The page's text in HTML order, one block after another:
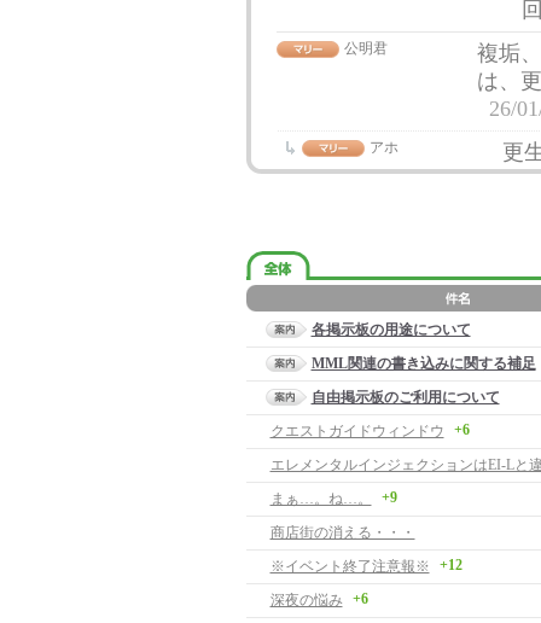
公明君
複垢
は、
26/
アホ 更
各掲示板の用途について
MML関連の書き込みに関する補足
自由掲示板のご利用について
クエストガイドウィンドウ
+6
まぁ…。ね…。 +9
商店街の消える・・・
※イベント終了注意報※
+12
深夜の悩み +6